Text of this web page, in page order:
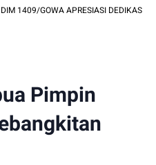
APRESIASI DEDIKASI
Pimpin